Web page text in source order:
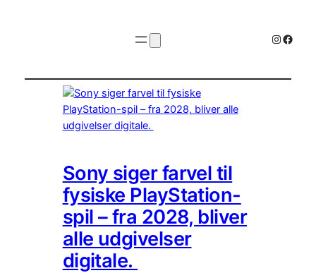
Sony siger farvel til
fysiske PlayStation-
spil – fra 2028, bliver
alle udgivelser
digitale.